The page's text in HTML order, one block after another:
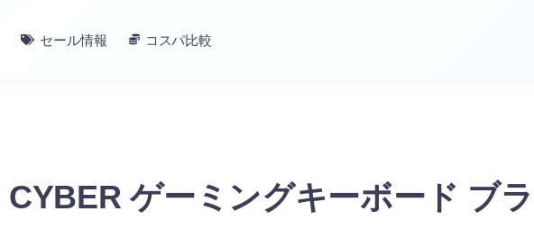
セール情報 コスパ比較
CYBER ゲーミングキーボード ブ